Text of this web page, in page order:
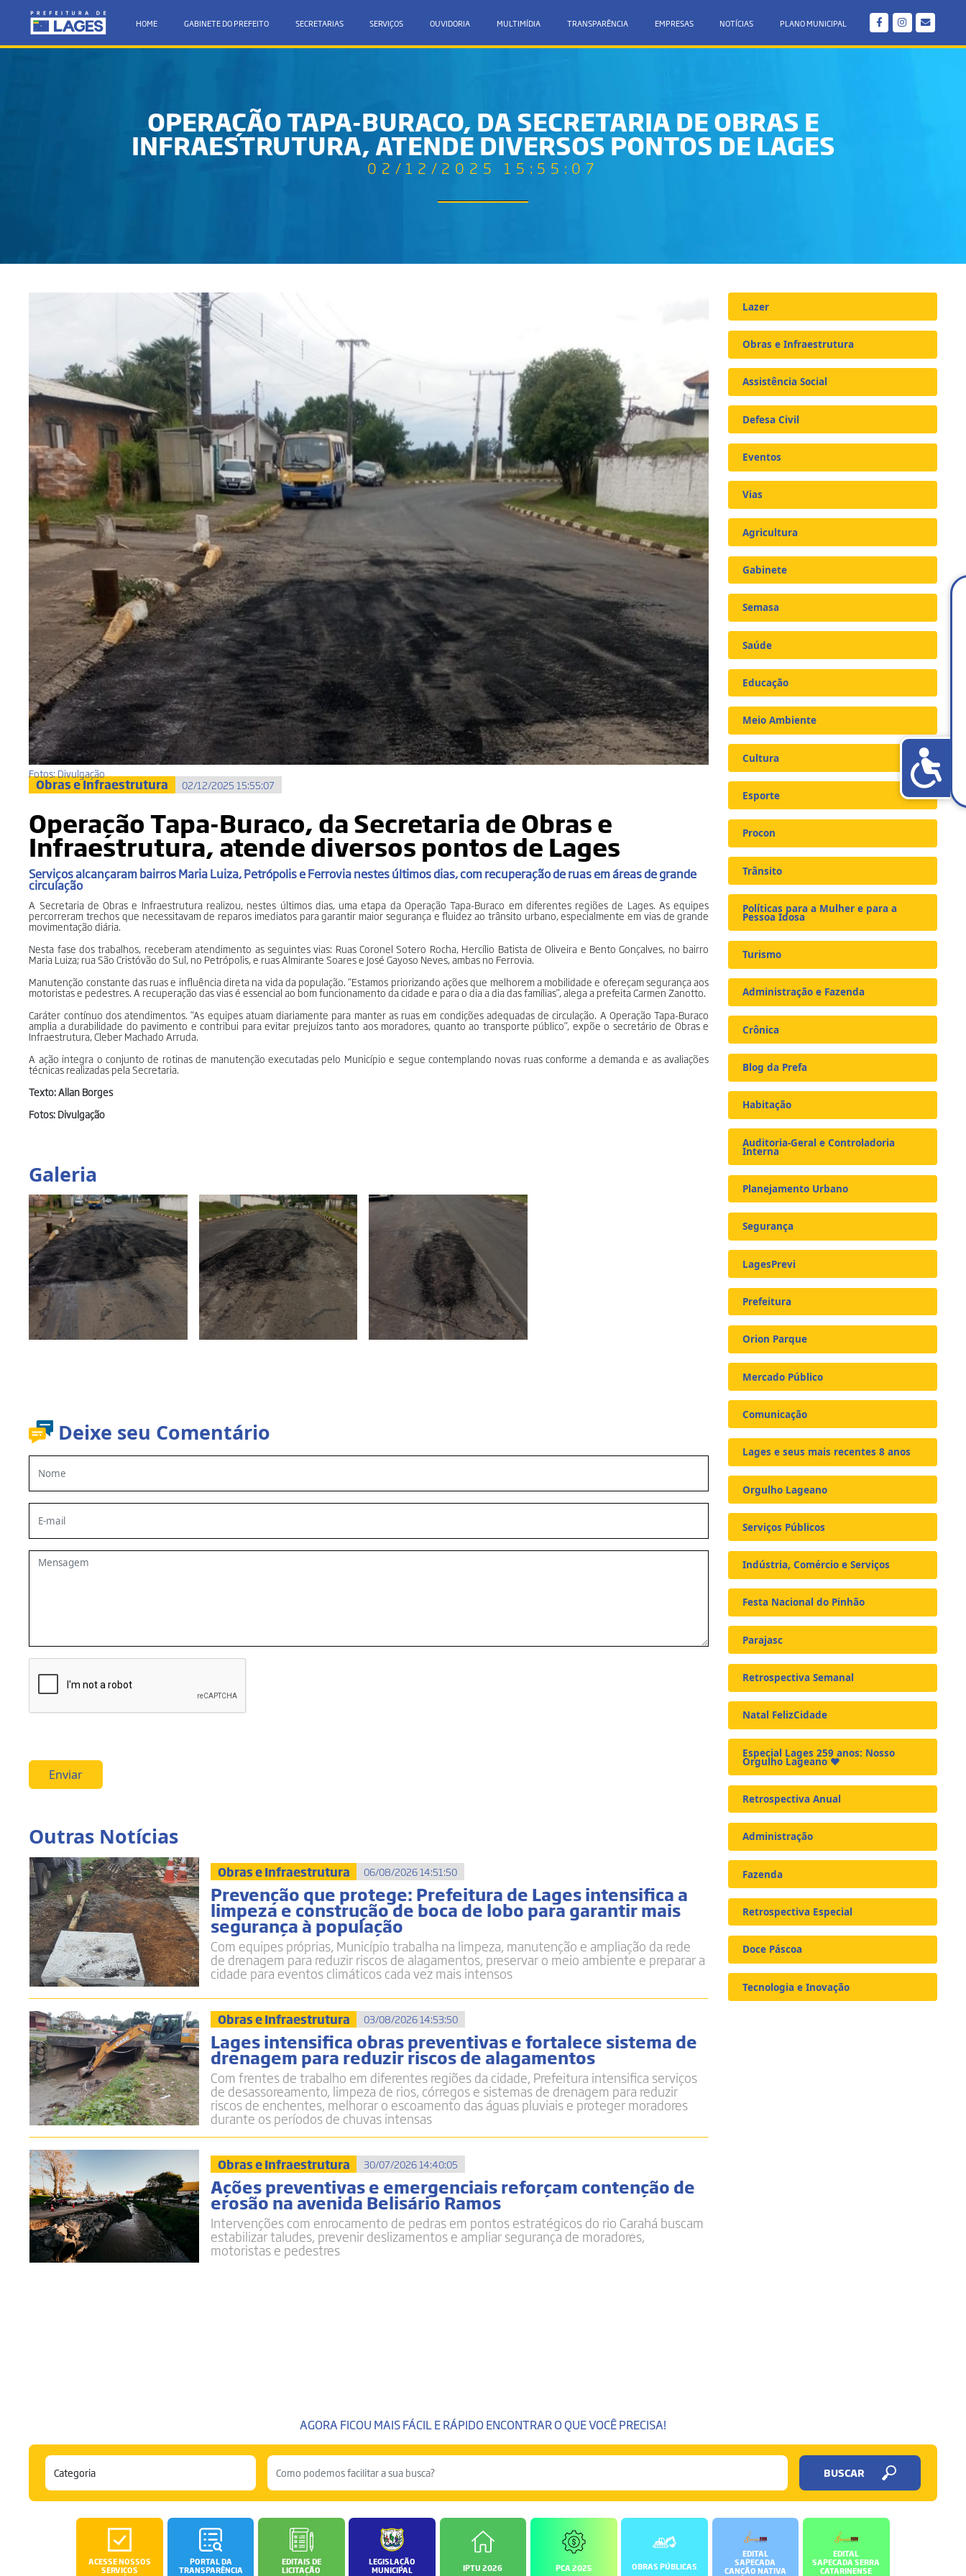
HOME GABINETE DO PREFEITO SECRETARIAS SERVIÇOS OUVIDORIA MULTIMÍDIA TRANSPARÊNCIA EMPRESAS NOTÍCIAS PLANO MUNICIPAL
OPERAÇÃO TAPA-BURACO, DA SECRETARIA DE OBRAS E
INFRAESTRUTURA, ATENDE DIVERSOS PONTOS DE LAGES
02/12/2025 15:55:07
Fotos: Divulgação
Obras e Infraestrutura 02/12/2025 15:55:07
Operação Tapa-Buraco, da Secretaria de Obras e
Infraestrutura, atende diversos pontos de Lages
Serviços alcançaram bairros Maria Luiza, Petrópolis e Ferrovia nestes últimos dias, com recuperação de ruas em áreas de grande
circulação
A Secretaria de Obras e Infraestrutura realizou, nestes últimos dias, uma etapa da Operação Tapa-Buraco em diferentes regiões de Lages. As equipes
percorreram trechos que necessitavam de reparos imediatos para garantir maior segurança e fluidez ao trânsito urbano, especialmente em vias de grande
movimentação diária.
Nesta fase dos trabalhos, receberam atendimento as seguintes vias: Ruas Coronel Sotero Rocha, Hercílio Batista de Oliveira e Bento Gonçalves, no bairro
Maria Luiza; rua São Cristóvão do Sul, no Petrópolis, e ruas Almirante Soares e José Gayoso Neves, ambas no Ferrovia.
Manutenção constante das ruas e influência direta na vida da população. “Estamos priorizando ações que melhorem a mobilidade e ofereçam segurança aos
motoristas e pedestres. A recuperação das vias é essencial ao bom funcionamento da cidade e para o dia a dia das famílias”, alega a prefeita Carmen Zanotto.
Caráter contínuo dos atendimentos. “As equipes atuam diariamente para manter as ruas em condições adequadas de circulação. A Operação Tapa-Buraco
amplia a durabilidade do pavimento e contribui para evitar prejuízos tanto aos moradores, quanto ao transporte público”, expõe o secretário de Obras e
Infraestrutura, Cleber Machado Arruda.
A ação integra o conjunto de rotinas de manutenção executadas pelo Município e segue contemplando novas ruas conforme a demanda e as avaliações
técnicas realizadas pela Secretaria.
Texto: Allan Borges
Fotos: Divulgação
Galeria
Deixe seu Comentário
Enviar
Outras Notícias
Obras e Infraestrutura 06/08/2026 14:51:50
Prevenção que protege: Prefeitura de Lages intensifica a
limpeza e construção de boca de lobo para garantir mais
segurança à população
Com equipes próprias, Município trabalha na limpeza, manutenção e ampliação da rede
de drenagem para reduzir riscos de alagamentos, preservar o meio ambiente e preparar a
cidade para eventos climáticos cada vez mais intensos
Obras e Infraestrutura 03/08/2026 14:53:50
Lages intensifica obras preventivas e fortalece sistema de
drenagem para reduzir riscos de alagamentos
Com frentes de trabalho em diferentes regiões da cidade, Prefeitura intensifica serviços
de desassoreamento, limpeza de rios, córregos e sistemas de drenagem para reduzir
riscos de enchentes, melhorar o escoamento das águas pluviais e proteger moradores
durante os períodos de chuvas intensas
Obras e Infraestrutura 30/07/2026 14:40:05
Ações preventivas e emergenciais reforçam contenção de
erosão na avenida Belisário Ramos
Intervenções com enrocamento de pedras em pontos estratégicos do rio Carahá buscam
estabilizar taludes, prevenir deslizamentos e ampliar segurança de moradores,
motoristas e pedestres
Lazer
Obras e Infraestrutura
Assistência Social
Defesa Civil
Eventos
Vias
Agricultura
Gabinete
Semasa
Saúde
Educação
Meio Ambiente
Cultura
Esporte
Procon
Trânsito
Políticas para a Mulher e para a
Pessoa Idosa
Turismo
Administração e Fazenda
Crônica
Blog da Prefa
Habitação
Auditoria-Geral e Controladoria
Interna
Planejamento Urbano
Segurança
LagesPrevi
Prefeitura
Orion Parque
Mercado Público
Comunicação
Lages e seus mais recentes 8 anos
Orgulho Lageano
Serviços Públicos
Indústria, Comércio e Serviços
Festa Nacional do Pinhão
Parajasc
Retrospectiva Semanal
Natal FelizCidade
Especial Lages 259 anos: Nosso
Orgulho Lageano ❤️
Retrospectiva Anual
Administração
Fazenda
Retrospectiva Especial
Doce Páscoa
Tecnologia e Inovação
AGORA FICOU MAIS FÁCIL E RÁPIDO ENCONTRAR O QUE VOCÊ PRECISA!
BUSCAR
ACESSE NOSSOS
SERVIÇOS
PORTAL DA
TRANSPARÊNCIA
EDITAIS DE
LICITAÇÃO
LEGISLAÇÃO
MUNICIPAL
IPTU 2026 PCA 2025 OBRAS PÚBLICAS
EDITAL
SAPECADA
CANÇÃO NATIVA
EDITAL
SAPECADA SERRA
CATARINENSE